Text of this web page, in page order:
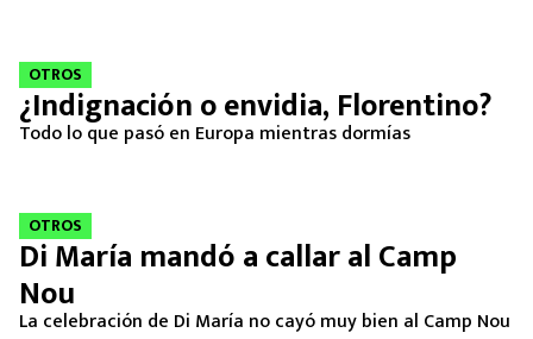
OTROS
¿Indignación o envidia, Florentino?
Todo lo que pasó en Europa mientras dormías
OTROS
Di María mandó a callar al Camp
Nou
La celebración de Di María no cayó muy bien al Camp Nou